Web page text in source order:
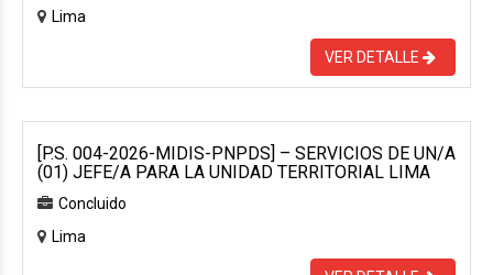
Lima
VER DETALLE
[P.S. 004-2026-MIDIS-PNPDS] – SERVICIOS DE UN/A
(01) JEFE/A PARA LA UNIDAD TERRITORIAL LIMA
Concluido
Lima